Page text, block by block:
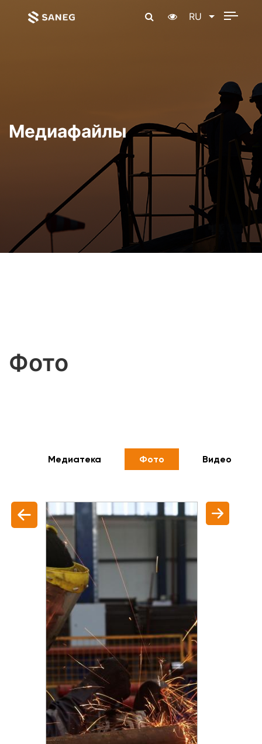
RU
Медиафайлы
Фото
Медиатека Фото Видео